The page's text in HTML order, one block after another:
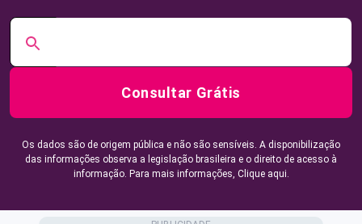
Consultar Grátis
Os dados são de origem pública e não são sensíveis. A disponibilização
das informações observa a legislação brasileira e o direito de acesso à
informação. Para mais informações, Clique aqui.